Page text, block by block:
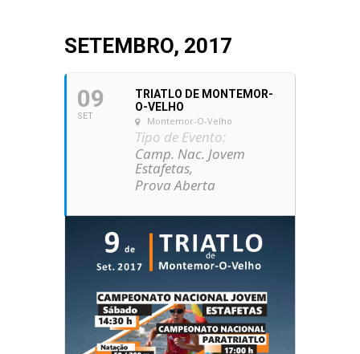
SETEMBRO, 2017
09
SET
TRIATLO DE MONTEMOR-
O-VELHO
Montemor-O-Velho
Tipo de Evento:
Camp. Nac. Jovem
Estafetas,
Prova Aberta